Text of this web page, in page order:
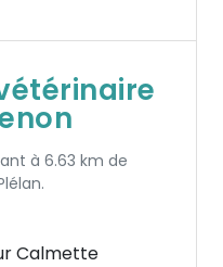
à 6.63 km de
Calmette